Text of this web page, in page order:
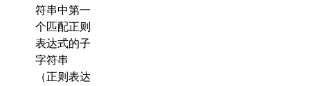
符串中第一
个匹配正则
表达式的子
字符串
（正则表达